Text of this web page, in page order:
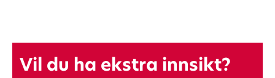
Vil du ha ekstra innsikt?